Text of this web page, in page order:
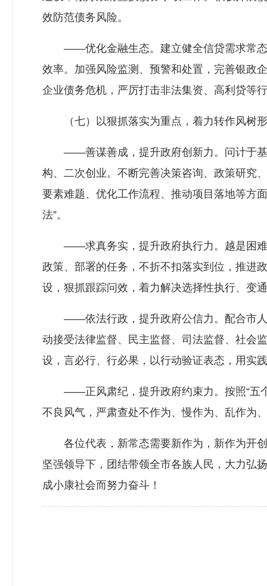
效防范债务风险。
——优化金融生态。建立健全信贷需求常态
效率。加强风险监测、预警和处置，完善银政
企业债务危机，严厉打击非法集资、高利贷等
（七）以狠抓落实为重点，着力转作风树
——善谋善成，提升政府创新力。问计于基
构、二次创业。不断完善决策咨询、政策研究
要素难题、优化工作流程、推动项目落地等方
法”。
——求真务实，提升政府执行力。越是困难
政策、部署的任务，不折不扣落实到位，推进
设，狠抓跟踪问效，着力解决选择性执行、变
——依法行政，提升政府公信力。配合市人
动接受法律监督、民主监督、司法监督、社会
设，言必行、行必果，以行动验证表态，用实
——正风肃纪，提升政府约束力。按照“五个
不良风气，严肃查处不作为、慢作为、乱作为
各位代表，新常态需要新作为，新作为开创
坚强领导下，团结带领全市各族人民，大力弘
成小康社会而努力奋斗！